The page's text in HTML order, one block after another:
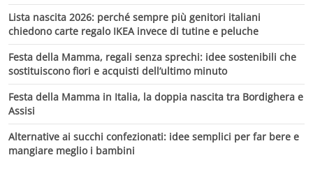
Lista nascita 2026: perché sempre più genitori italiani
chiedono carte regalo IKEA invece di tutine e peluche
Festa della Mamma, regali senza sprechi: idee sostenibili che
sostituiscono fiori e acquisti dell’ultimo minuto
Festa della Mamma in Italia, la doppia nascita tra Bordighera e
Assisi
Alternative ai succhi confezionati: idee semplici per far bere e
mangiare meglio i bambini